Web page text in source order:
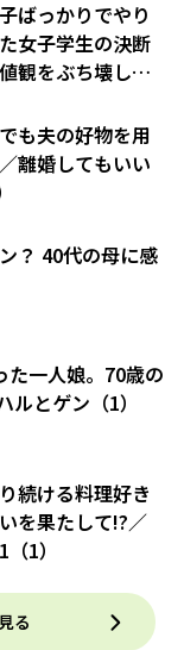
ばっかりでやり
女子学生の決断
観をぶち壊した
も夫の好物を用
離婚してもいい
？ 40代の母に感
た一人娘。70歳の
とゲン（1）
続ける料理好き
を果たして!?／
1）
る